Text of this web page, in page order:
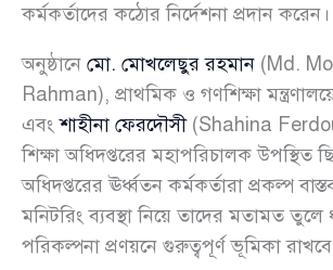
কর্মকর্তাদের কঠোর নির্দেশনা প্রদান করেন।
অনুষ্ঠানে মো. মোখলেছুর রহমান (Md.
Rahman), প্রাথমিক ও গণশিক্ষা
এবংশাহীনা ফেরদৌসী(Shahina
শিক্ষা অধিদপ্তরের মহাপরিচালক উপস্থিত
অধিদপ্তরের ঊর্ধ্বতন কর্মকর্তারা প্রকল্প
মনিটরিং ব্যবস্থা নিয়ে তাদের মতামত
পরিকল্পনা প্রণয়নে গুরুত্বপূর্ণ ভূমিকা